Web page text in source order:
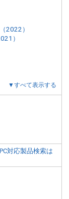
2022）
）
▼すべて表示する
対応製品検索は